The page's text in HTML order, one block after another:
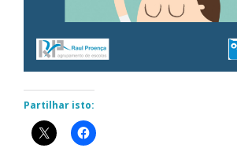
Partilhar isto: